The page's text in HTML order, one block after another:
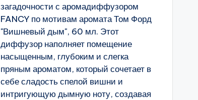
загадочности с аромадиффузором
FANCY по мотивам аромата Том Форд
"Вишневый дым", 60 мл. Этот
диффузор наполняет помещение
насыщенным, глубоким и слегка
пряным ароматом, который сочетает в
себе сладость спелой вишни и
интригующую дымную ноту, создавая